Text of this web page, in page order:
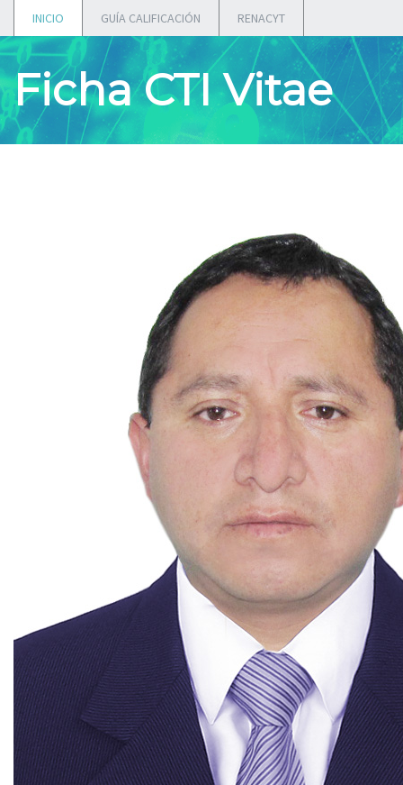
INICIO GUÍA CALIFICACIÓN RENACYT
Ficha CTI Vitae